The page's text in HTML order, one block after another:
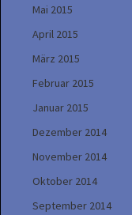
Mai 2015
April 2015
März 2015
Februar 2015
Januar 2015
Dezember 2014
November 2014
Oktober 2014
September 2014